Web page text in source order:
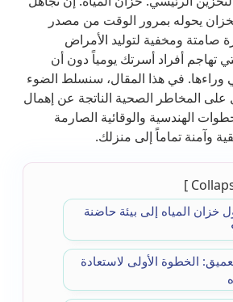
الخزان يحوله بمرور الوقت من مصدر
صامتة ومخفية لتوليد الأمراض
تهاجم أفراد أسرتك يومياً دون أن
وراءها. في هذا المقال، سنسلط الضوء
المخاطر الصحية الناتجة عن إهمال
الهندسية والوقائية الصارمة
وآمنة تماماً إلى منزلك.
خزان المياه إلى بيئة حاضنة
الخطوة الأولى لاستعادة